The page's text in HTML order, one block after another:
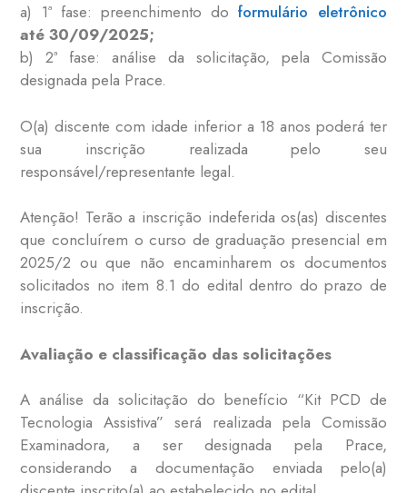
a) 1ª fase: preenchimento doformulário eletrônico
até 30/09/2025;
b) 2ª fase: análise da solicitação, pela Comissão
designada pela Prace.
O(a) discente com idade inferior a 18 anos poderá ter
sua inscrição realizada pelo seu
responsável/representante legal.
Atenção! Terão a inscrição indeferida os(as) discentes
que concluírem o curso de graduação presencial em
2025/2 ou que não encaminharem os documentos
solicitados no item 8.1 do edital dentro do prazo de
inscrição.
Avaliação e classificação das solicitações
A análise da solicitação do benefício “Kit PCD de
Tecnologia Assistiva” será realizada pela Comissão
Examinadora, a ser designada pela Prace,
considerando a documentação enviada pelo(a)